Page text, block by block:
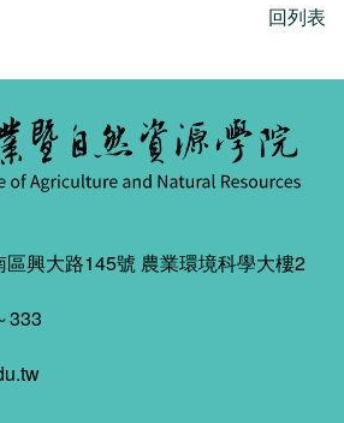
回列表
興大路145號 農業環境科學大樓2
333